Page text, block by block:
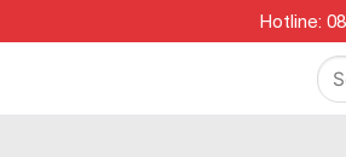
Hotline: